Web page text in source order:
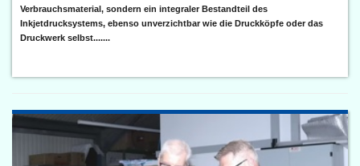
Verbrauchsmaterial, sondern ein integraler Bestandteil des
Inkjetdrucksystems, ebenso unverzichtbar wie die Druckköpfe oder das
Druckwerk selbst.......